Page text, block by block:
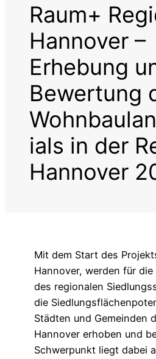
Raum+
Hannover –
Erhebung
Bewertung
ials in der
Hannover
Mit dem Start des
Hannover, werden für
des regionalen
die
Städten und Gemeinden
Hannover erhoben und
Schwerpunkt liegt dabei